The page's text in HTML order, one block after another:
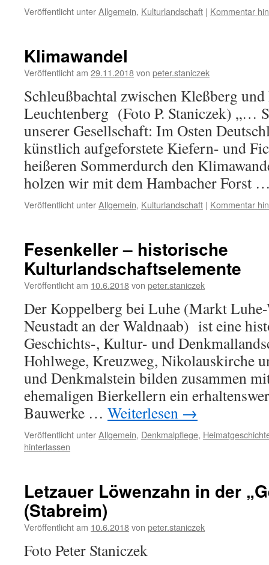
Veröffentlicht unterAllgemein, Kulturlandschaft | Kommentar
Klimawandel
Veröffentlicht am 29.11.2018von peter.staniczek
Schleußbachtal zwischen Kleßberg
Leuchtenberg (Foto P. Staniczek) „…
unserer Gesellschaft: Im Osten
künstlich aufgeforstete Kiefern- und
heißeren Sommerdurch den
holzen wir mit dem Hambacher Forst
Veröffentlicht unterAllgemein, Kulturlandschaft | Kommentar
Fesenkeller – historische
Kulturlandschaftselemente
Veröffentlicht am 10.6.2018von peter.staniczek
Der Koppelberg bei Luhe (Markt
Neustadt an der Waldnaab) ist eine
Geschichts-, Kultur- und
Hohlwege, Kreuzweg, Nikolauskirche
und Denkmalstein bilden zusammen
ehemaligen Bierkellern ein
Bauwerke … Weiterlesen →
Veröffentlicht unterAllgemein, Denkmalpflege,
hinterlassen
Letzauer Löwenzahn in der
(Stabreim)
Veröffentlicht am 10.6.2018von peter.staniczek
Foto Peter Staniczek